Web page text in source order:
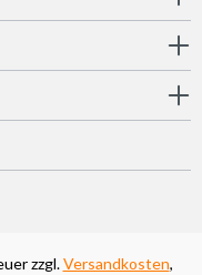
zzgl.Versandkosten,